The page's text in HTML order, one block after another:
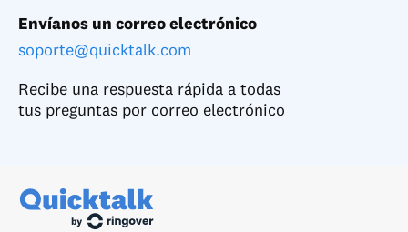
Envíanos un correo electrónico
soporte@quicktalk.com
Recibe una respuesta rápida a todas
tus preguntas por correo electrónico